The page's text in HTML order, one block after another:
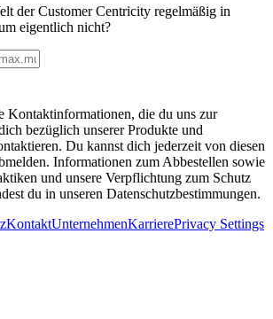
der Customer Centricity regelmäßig in
eigentlich nicht?
die du uns zur
bezüglich unserer Produkte und
Du kannst dich jederzeit von diesen
Informationen zum Abbestellen sowie
und unsere Verpflichtung zum Schutz
du in unseren Datenschutzbestimmungen.
KontaktUnternehmenKarrierePrivacy Settings